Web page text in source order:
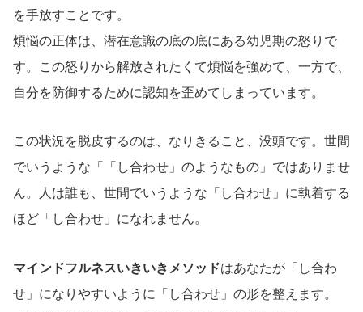
を手放すことです。
煩悩の正体は、潜在意識の底の底にある幼児期の怒りで
す。この怒りから解放されたくて煩悩を強めて、一方で、
自分を防御するために認知を歪めてしまっています。
この状況を脱皮するのは、なりきること、没頭です。世間
でいうような「「し合わせ」のようなもの」ではありませ
ん。人は誰も、世間でいうような「し合わせ」に執着する
ほど「し合わせ」になれません。
マインドフルネスいきいきメソッドはあなたが「し合わ
せ」になりやすいように「し合わせ」の形を整えます。